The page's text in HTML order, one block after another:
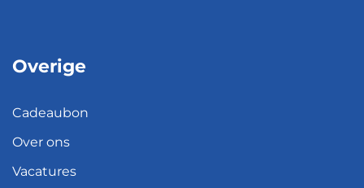
Overige
Cadeaubon
Over ons
Vacatures